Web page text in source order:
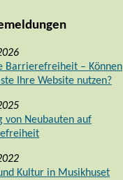
Barrierefreiheit – Können
Ihre Website nutzen?
von Neubauten auf
Kultur in Musikhuset